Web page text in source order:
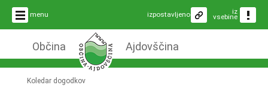
menu iz
vsebine
izpostavljeno
Občina Ajdovščina
Koledar dogodkov